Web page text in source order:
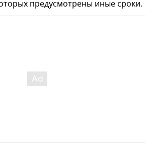
предусмотрены иные сроки.